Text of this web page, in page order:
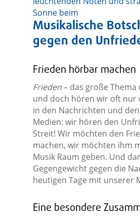
Musikalische
gegen den
Frieden hörbar machen
Frieden– das große Thema
und doch hören wir oft nur
in den Nachrichten und
Medien: wir hören den
Streit! Wir möchten den
machen, wir möchten ihm
Musik Raum geben. Und
Gegengewicht gegen die
heutigen Tage mit unserer
Eine besondere